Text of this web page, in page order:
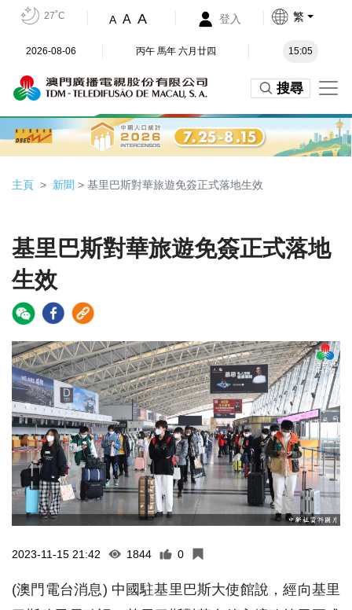
27˚C A A A 登入 繁
2026-08-06 丙午 馬年 六月廿四 15:05
搜尋
主頁 新聞 > 基里巴斯對華旅遊免簽正式落地生效
基里巴斯對華旅遊免簽正式落地
生效
2023-11-15 21:42 1844 0
(澳門電台消息) 中國駐基里巴斯大使館說，經向基里